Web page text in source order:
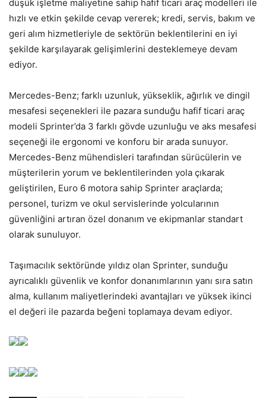
düşük işletme maliyetine sahip hafif ticari araç modelleri ile
hızlı ve etkin şekilde cevap vererek; kredi, servis, bakım ve
geri alım hizmetleriyle de sektörün beklentilerini en iyi
şekilde karşılayarak gelişimlerini desteklemeye devam
ediyor.
Mercedes-Benz; farklı uzunluk, yükseklik, ağırlık ve dingil
mesafesi seçenekleri ile pazara sunduğu hafif ticari araç
modeli Sprinter’da 3 farklı gövde uzunluğu ve aks mesafesi
seçeneği ile ergonomi ve konforu bir arada sunuyor.
Mercedes-Benz mühendisleri tarafından sürücülerin ve
müşterilerin yorum ve beklentilerinden yola çıkarak
geliştirilen, Euro 6 motora sahip Sprinter araçlarda;
personel, turizm ve okul servislerinde yolcularının
güvenliğini artıran özel donanım ve ekipmanlar standart
olarak sunuluyor.
Taşımacılık sektöründe yıldız olan Sprinter, sunduğu
ayrıcalıklı güvenlik ve konfor donanımlarının yanı sıra satın
alma, kullanım maliyetlerindeki avantajları ve yüksek ikinci
el değeri ile pazarda beğeni toplamaya devam ediyor.